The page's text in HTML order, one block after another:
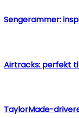
Sengerammer:
Airtracks: perfekt
TaylorMade-